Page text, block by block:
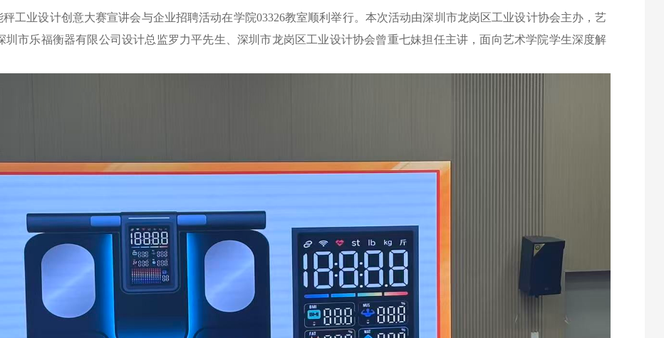
秤工业设计创意大赛宣讲会与企业招聘活动在学院03326教室顺利举行。本次活动由深圳市龙岗区工业设计协会主办，艺
市乐福衡器有限公司设计总监罗力平先生、深圳市龙岗区工业设计协会曾重七妹担任主讲，面向艺术学院学生深度解